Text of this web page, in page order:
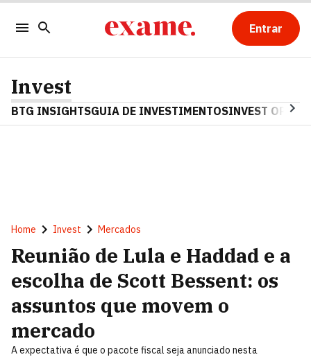
Entrar
Invest
BTG INSIGHTSGUIA DE INVESTIMENTOSINVEST OPINA
Home Invest Mercados
Reunião de Lula e Haddad e a
escolha de Scott Bessent: os
assuntos que movem o
mercado
A expectativa é que o pacote fiscal seja anunciado nesta